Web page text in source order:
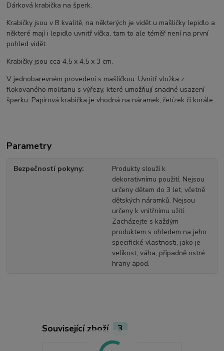
Dárková krabička na šperk.
Krabičky jsou v B kvalitě, na některých je vidět u mašličky lepidlo a
některé mají i lepidlo uvnitř víčka, tam to ale téměř není na první
pohled vidět.
Krabičky jsou cca 4,5 x 4,5 x 3 cm.
V jednobarevném provedení s mašličkou. Uvnitř vložka z
flokovaného molitanu s výřezy, které umožňují snadné usazení
šperku. Papírová krabička je vhodná na náramek, řetízek či korále.
Parametry
Bezpečností pokyny
Produkty slouží k
dekorativnímu použití. Nejsou
určeny dětem do 3 let, včetně
dětských náramků. Nejsou
určeny k vnitřnímu užití.
Zacházejte s každým
produktem s ohledem na jeho
specifické vlastnosti, jako je
velikost, váha, případně ostré
hrany apod.
Související zboží 3